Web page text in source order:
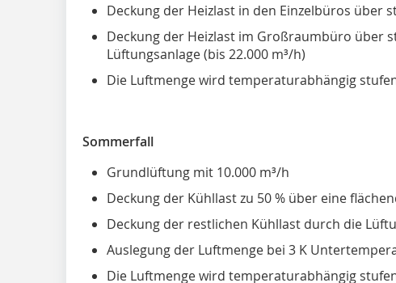
Deckung der Heizlast in den Einzelbüros über
Deckung der Heizlast im Großraumbüro über
Lüftungsanlage (bis 22.000 m³/h)
Die Luftmenge wird temperaturabhängig
Sommerfall
Grundlüftung mit 10.000 m³/h
Deckung der Kühllast zu 50 % über eine
Deckung der restlichen Kühllast durch die
Auslegung der Luftmenge bei 3 K
Die Luftmenge wird temperaturabhängig